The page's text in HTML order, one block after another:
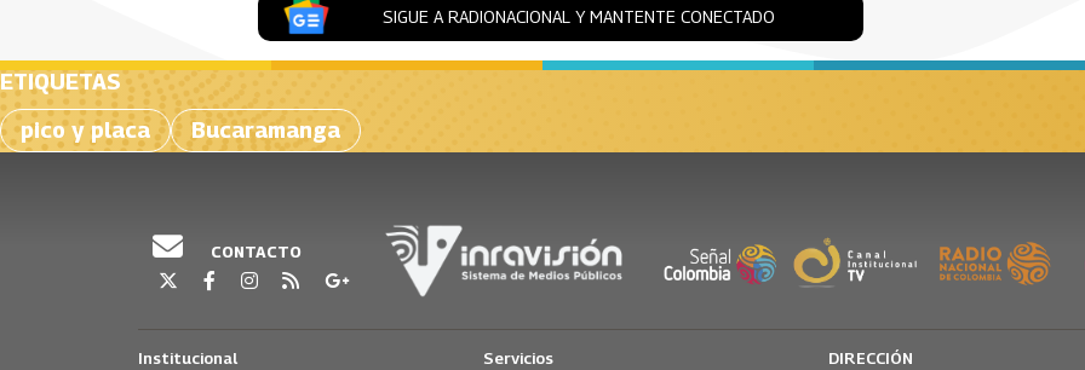
SIGUE A RADIONACIONAL Y MANTENTE CONECTADO
ETIQUETAS
pico y placa
Bucaramanga
CONTACTO
Institucional Servicios DIRECCIÓN